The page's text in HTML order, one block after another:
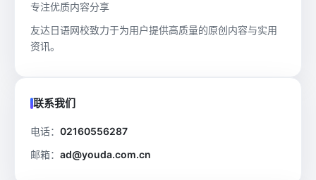
专注优质内容分享
友达日语网校致力于为用户提供高质量的原创内容与实用
资讯。
联系我们
电话： 02160556287
邮箱： ad@youda.com.cn